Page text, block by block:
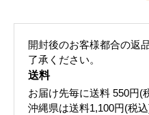
開封後のお客様都合の返
了承ください。
送料
お届け先毎に送料 550円(
沖縄県は送料1,100円(税